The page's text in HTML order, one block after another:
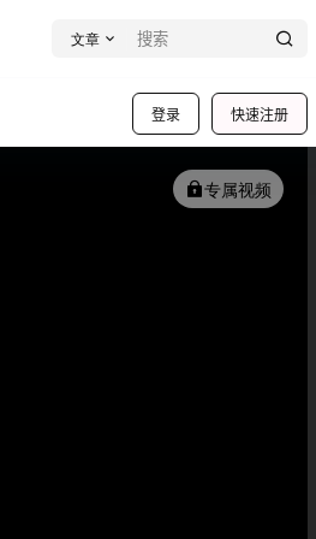
文章
登录 快速注册
专属视频